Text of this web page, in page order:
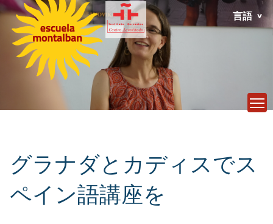
言語
グラナダとカディスでス
ペイン語講座を